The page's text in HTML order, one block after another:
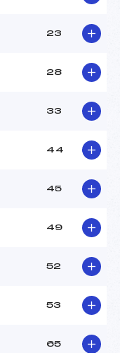
23
28
33
44
45
49
52
53
65